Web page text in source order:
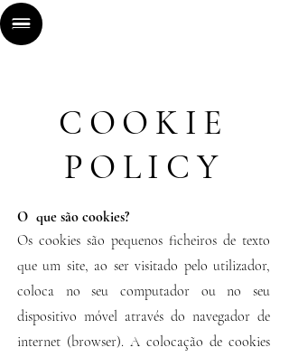
COOKIE
POLICY
O que são cookies?
Os cookies são pequenos ficheiros de texto
que um site, ao ser visitado pelo utilizador,
coloca no seu computador ou no seu
dispositivo móvel através do navegador de
internet (browser). A colocação de cookies